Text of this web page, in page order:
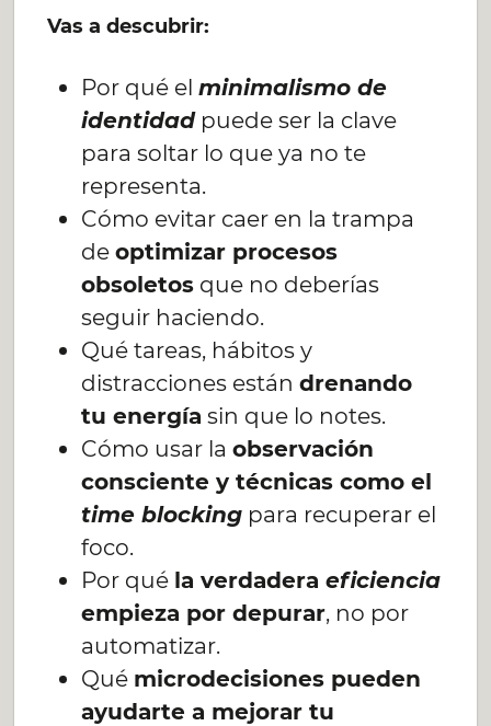
Vas a descubrir:
Por qué el minimalismo de
identidadpuede ser la clave
para soltar lo que ya no te
representa.
Cómo evitar caer en la trampa
de optimizar procesos
obsoletosque no deberías
seguir haciendo.
Qué tareas, hábitos y
distracciones están drenando
tu energía sin que lo notes.
Cómo usar la observación
consciente y técnicas como el
time blocking para recuperar el
foco.
Por qué la verdadera eficiencia
empieza por depurar, no por
automatizar.
Qué microdecisiones pueden
ayudarte a mejorar tu